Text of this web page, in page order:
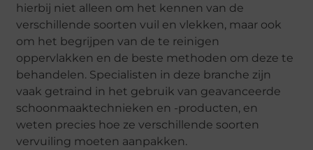
hierbij niet alleen om het kennen van de
verschillende soorten vuil en vlekken, maar ook
om het begrijpen van de te reinigen
oppervlakken en de beste methoden om deze te
behandelen. Specialisten in deze branche zijn
vaak getraind in het gebruik van geavanceerde
schoonmaaktechnieken en -producten, en
weten precies hoe ze verschillende soorten
vervuiling moeten aanpakken.